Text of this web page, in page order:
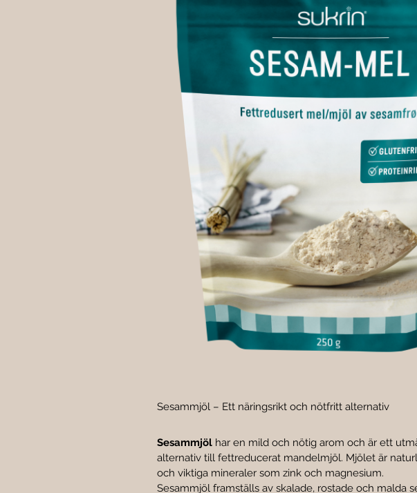
Sesammjöl – Ett näringsrikt och nötfritt alternativ
Sesammjöl har en mild och nötig arom och är ett
alternativ till fettreducerat mandelmjöl. Mjölet är
och viktiga mineraler som zink och magnesium.
Sesammjöl framställs av skalade, rostade och malda